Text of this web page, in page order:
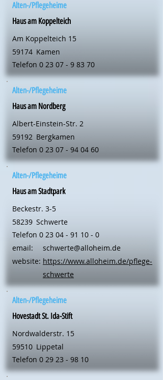
Alten-/Pflegeheime
Haus am Koppelteich
Am Koppelteich 15
59174 Kamen
Telefon 0 23 07 - 9 83 70
Alten-/Pflegeheime
Haus am Nordberg
Albert-Einstein-Str. 2
59192 Bergkamen
Telefon 0 23 07 - 94 04 60
Alten-/Pflegeheime
Haus am Stadtpark
Beckestr. 3-5
58239 Schwerte
Telefon 0 23 04 - 91 10 - 0
email:
website:
schwerte@alloheim.de
https://www.alloheim.de/pflege-
schwerte
Alten-/Pflegeheime
Hovestadt St. Ida-Stift
Nordwalderstr. 15
59510 Lippetal
Telefon 0 29 23 - 98 10